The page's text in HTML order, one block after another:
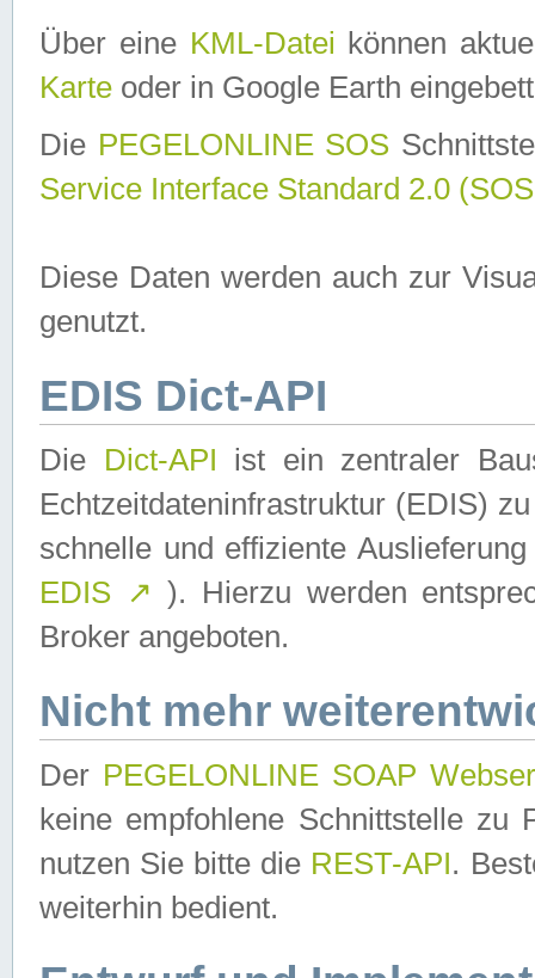
Über eine KML-Datei können
Karte oder in Google Earth
Die PEGELONLINE SOS
Service Interface Standard 2.0
Diese Daten werden auch zur
genutzt.
EDIS Dict-API
Die Dict-API ist ein zentraler
Echtzeitdateninfrastruktur (EDIS)
schnelle und effiziente
EDIS ↗ ). Hierzu werden
Broker angeboten.
Nicht mehr
Der PEGELONLINE SOAP
keine empfohlene Schnittstelle zu
nutzen Sie bitte die REST-API.
weiterhin bedient.